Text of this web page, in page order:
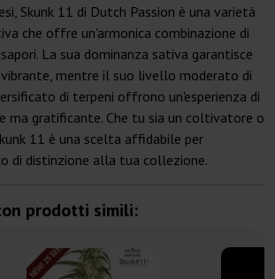
Skunk 11 di Dutch Passion è una varietà
che offre un'armonica combinazione di
La sua dominanza sativa garantisce
mentre il suo livello moderato di
di terpeni offrono un'esperienza di
ma gratificante. Che tu sia un coltivatore o
11 è una scelta affidabile per
di distinzione alla tua collezione.
prodotti simili: